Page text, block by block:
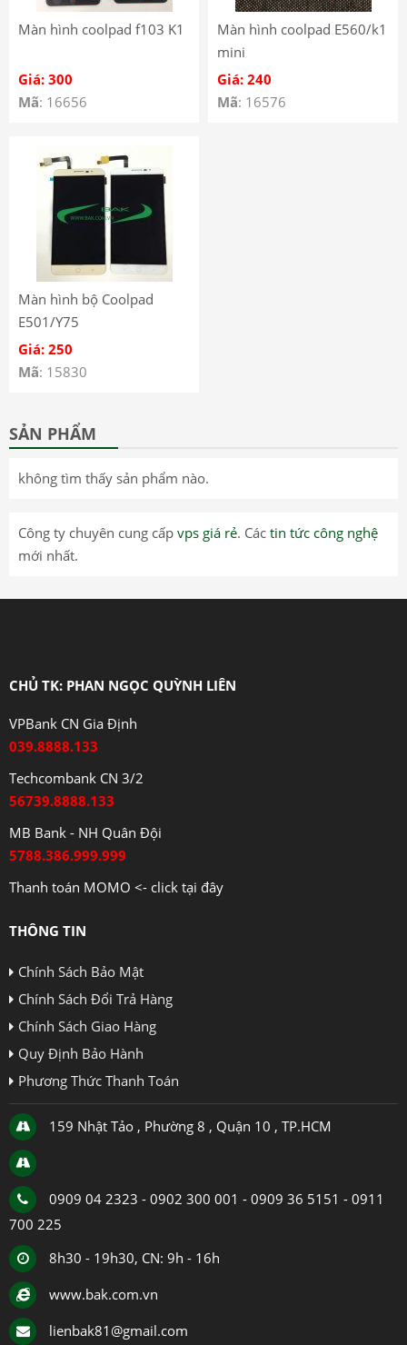
Màn hình coolpad f103 K1
Giá: 300
Mã: 16656
Màn hình coolpad E560/k1
mini
Giá: 240
Mã: 16576
Màn hình bộ Coolpad
E501/Y75
Giá: 250
Mã: 15830
SẢN PHẨM
không tìm thấy sản phẩm nào.
Công ty chuyên cung cấp vps giá rẻ. Các tin tức công nghệ
mới nhất.
CHỦ TK: PHAN NGỌC QUỲNH LIÊN
VPBank CN Gia Định
039.8888.133
Techcombank CN 3/2
56739.8888.133
MB Bank - NH Quân Đội
5788.386.999.999
Thanh toán MOMO <- click tại đây
THÔNG TIN
Chính Sách Bảo Mật
Chính Sách Đổi Trả Hàng
Chính Sách Giao Hàng
Quy Định Bảo Hành
Phương Thức Thanh Toán
159 Nhật Tảo , Phường 8 , Quận 10 , TP.HCM
0909 04 2323 - 0902 300 001 - 0909 36 5151 - 0911
700 225
8h30 - 19h30, CN: 9h - 16h
www.bak.com.vn
lienbak81@gmail.com